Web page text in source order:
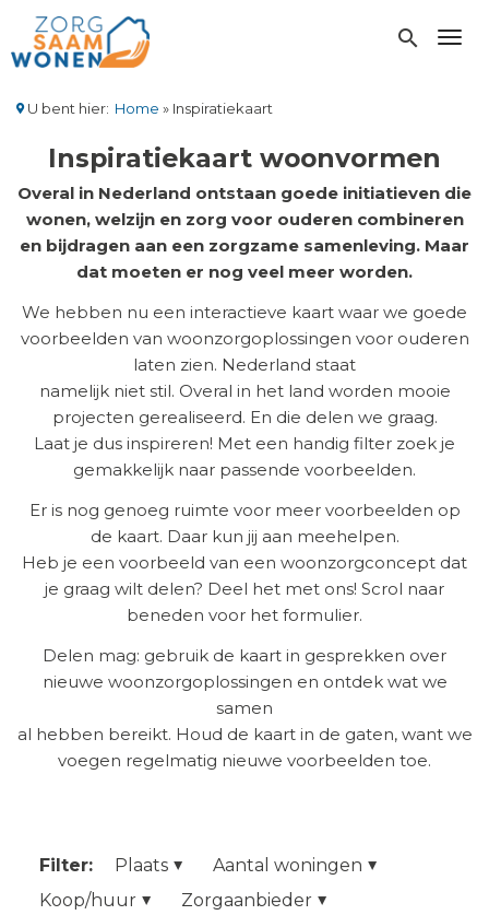
naar
de
gaan
search
U bent hier: Home Inspiratiekaart
Inspiratiekaart woonvormen
Overal in Nederland ontstaan goede initiatieven die
wonen, welzijn en zorg voor ouderen combineren
en bijdragen aan een zorgzame samenleving. Maar
dat moeten er nog veel meer worden.
We hebben nu een interactieve kaart waar we goede
voorbeelden van woonzorgoplossingen voor ouderen
laten zien. Nederland staat
namelijk niet stil. Overal in het land worden mooie
projecten gerealiseerd. En die delen we graag.
Laat je dus inspireren! Met een handig filter zoek je
gemakkelijk naar passende voorbeelden.
Er is nog genoeg ruimte voor meer voorbeelden op
de kaart. Daar kun jij aan meehelpen.
Heb je een voorbeeld van een woonzorgconcept dat
je graag wilt delen? Deel het met ons! Scrol naar
beneden voor het formulier.
Delen mag: gebruik de kaart in gesprekken over
nieuwe woonzorgoplossingen en ontdek wat we
samen
al hebben bereikt. Houd de kaart in de gaten, want we
voegen regelmatig nieuwe voorbeelden toe.